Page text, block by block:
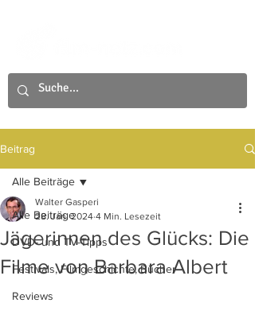
Beitrag
Alle Beiträge
DVD- und TV-Tipps
Festivals, Filmgeschichte, Bücher
Reviews
Alle Beiträge
Jägerinnen des Glücks: Die
Filme von Barbara Albert
Walter Gasperi
28. Jan. 2024 4 Min. Lesezeit